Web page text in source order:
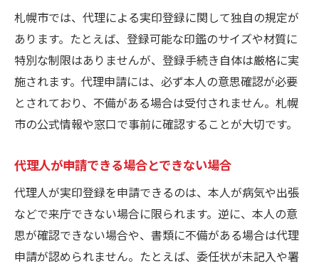
札幌市では、代理による実印登録に関して独自の規定が
あります。たとえば、登録可能な印鑑のサイズや材質に
特別な制限はありませんが、登録手続き自体は厳格に実
施されます。代理申請には、必ず本人の意思確認が必要
とされており、不備がある場合は受付されません。札幌
市の公式情報や窓口で事前に確認することが大切です。
代理人が申請できる場合とできない場合
代理人が実印登録を申請できるのは、本人が病気や出張
などで来庁できない場合に限られます。逆に、本人の意
思が確認できない場合や、書類に不備がある場合は代理
申請が認められません。たとえば、委任状が未記入や署